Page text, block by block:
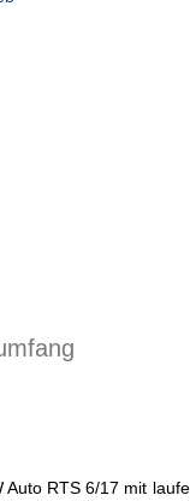
Auto RTS 6/17 mit